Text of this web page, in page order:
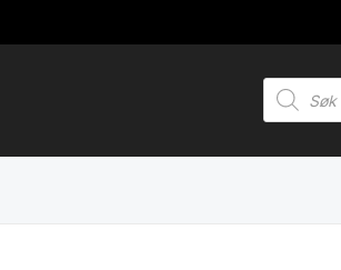
Products
search